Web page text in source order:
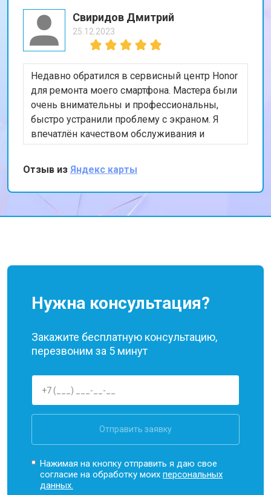
Свиридов Дмитрий
25.12.2023
Недавно обратился в сервисный центр Honor
для ремонта моего смартфона. Мастера были
очень внимательны и профессиональны,
быстро устранили проблему с экраном. Я
впечатлён качеством обслуживания и
скоростью выполнения работы. Мой телефон
теперь работает безупречно. Спасибо за
отличную работу!
Отзыв из Яндекс карты
Нужна консультация?
Закажите бесплатную консультацию,
перезвоним за 5 минут
Отправить заявку
Нажимая на кнопку отправить я даю свое
согласие на обработку моихперсональных
данных.